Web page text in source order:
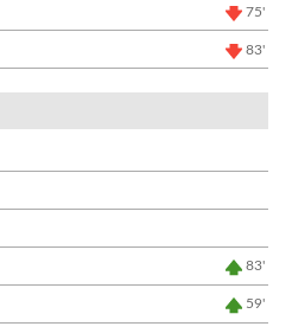
75'
83'
83'
59'